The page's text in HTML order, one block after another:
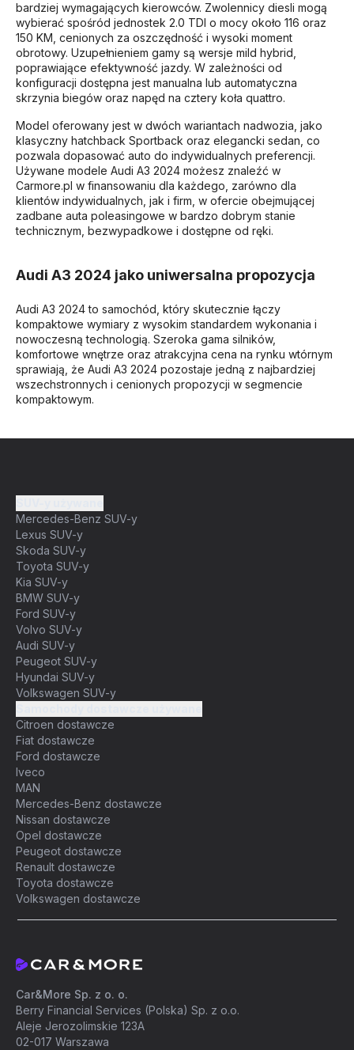
bardziej wymagających kierowców. Zwolennicy diesli mogą
wybierać spośród jednostek 2.0 TDI o mocy około 116 oraz
150 KM, cenionych za oszczędność i wysoki moment
obrotowy. Uzupełnieniem gamy są wersje mild hybrid,
poprawiające efektywność jazdy. W zależności od
konfiguracji dostępna jest manualna lub automatyczna
skrzynia biegów oraz napęd na cztery koła quattro.
Model oferowany jest w dwóch wariantach nadwozia, jako
klasyczny hatchback Sportback oraz elegancki sedan, co
pozwala dopasować auto do indywidualnych preferencji.
Używane modele Audi A3 2024 możesz znaleźć w
Carmore.pl w finansowaniu dla każdego, zarówno dla
klientów indywidualnych, jak i firm, w ofercie obejmującej
zadbane auta poleasingowe w bardzo dobrym stanie
technicznym, bezwypadkowe i dostępne od ręki.
Audi A3 2024 jako uniwersalna propozycja
Audi A3 2024 to samochód, który skutecznie łączy
kompaktowe wymiary z wysokim standardem wykonania i
nowoczesną technologią. Szeroka gama silników,
komfortowe wnętrze oraz atrakcyjna cena na rynku wtórnym
sprawiają, że Audi A3 2024 pozostaje jedną z najbardziej
wszechstronnych i cenionych propozycji w segmencie
kompaktowym.
Mercedes-Benz SUV-y
Lexus SUV-y
Skoda SUV-y
Toyota SUV-y
Kia SUV-y
BMW SUV-y
Ford SUV-y
Volvo SUV-y
Audi SUV-y
Peugeot SUV-y
Hyundai SUV-y
Volkswagen SUV-y
Citroen dostawcze
Fiat dostawcze
Ford dostawcze
Iveco
MAN
Mercedes-Benz dostawcze
Nissan dostawcze
Opel dostawcze
Peugeot dostawcze
Renault dostawcze
Toyota dostawcze
Volkswagen dostawcze
Car&More Sp. z o. o.
Berry Financial Services (Polska) Sp. z o.o.
Aleje Jerozolimskie 123A
02-017 Warszawa